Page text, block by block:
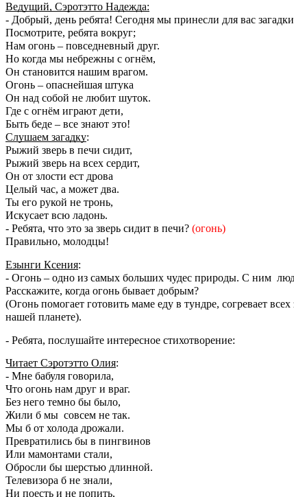
Ведущий, Сэротэтто Надежда:
- Добрый, день ребята! Сегодня мы принесли для вас
Посмотрите, ребята вокруг;
Нам огонь – повседневный друг.
Но когда мы небрежны с огнём,
Он становится нашим врагом.
Огонь – опаснейшая штука
Он над собой не любит шуток.
Где с огнём играют дети,
Быть беде – все знают это!
Слушаем загадку:
Рыжий зверь в печи сидит,
Рыжий зверь на всех сердит,
Он от злости ест дрова
Целый час, а может два.
Ты его рукой не тронь,
Искусает всю ладонь.
- Ребята, что это за зверь сидит в печи? (огонь)
Правильно, молодцы!
Езынги Ксения:
- Огонь – одно из самых больших чудес природы. С ним
Расскажите, когда огонь бывает добрым?
(Огонь помогает готовить маме еду в тундре, согревает
нашей планете).
- Ребята, послушайте интересное стихотворение:
Читает Сэротэтто Олия:
- Мне бабуля говорила,
Что огонь нам друг и враг.
Без него темно бы было,
Жили б мы совсем не так.
Мы б от холода дрожали.
Превратились бы в пингвинов
Или мамонтами стали,
Обросли бы шерстью длинной.
Телевизора б не знали,
Ни поесть и не попить,